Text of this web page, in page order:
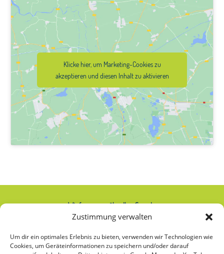
Zustimmung verwalten
Um dir ein optimales Erlebnis zu bieten, verwenden wir Technologien wie
Cookies, um Geräteinformationen zu speichern und/oder darauf
Klicke hier, um Marketing-Cookies zu
akzeptieren und diesen Inhalt zu aktivieren
Wir freuen uns über Ihre Spende:
IBAN: AT74 2020 2000 0000 2063